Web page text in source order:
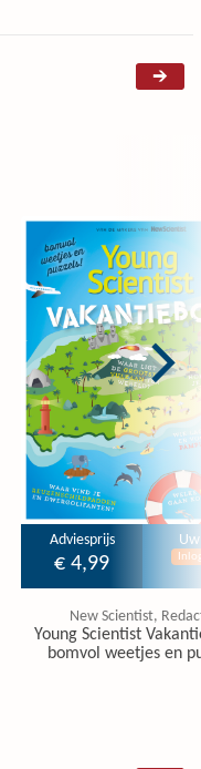
Adviesprijs
€ 4,99
New Scientist,
Young Scientist
bomvol weetjes en